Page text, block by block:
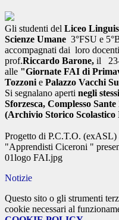
Gli studenti del Liceo
Scienze Umane 3°FSU e
accompagnati dai loro
prof.Riccardo Barone, il 23-
alle "Giornate FAI di
Tozzoni e Palazzo Vacchi
Si segnalano aperti negli
Sforzesca, Complesso
(Archivio Storico Scolastico
Progetto di P.C.T.O.
"Apprendisti Ciceroni "
01logo FAI.jpg
Notizie
Questo sito o gli strumenti
cookie necessari al